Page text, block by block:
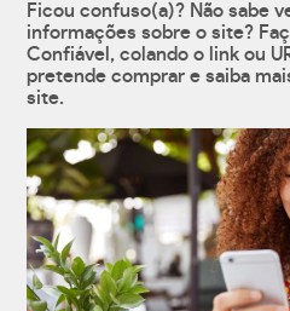
Ficou confuso(a)? Não sabe
informações sobre o site?
Confiável, colando o link ou
pretende comprar e saiba
site.